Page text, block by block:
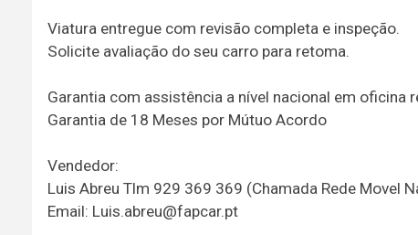
Viatura entregue com revisão completa e inspeção.
Solicite avaliação do seu carro para retoma.
Garantia com assistência a nível nacional em oficina
Garantia de 18 Meses por Mútuo Acordo
Vendedor:
Luis Abreu Tlm 929 369 369 (Chamada Rede Movel
Email: Luis.abreu@fapcar.pt